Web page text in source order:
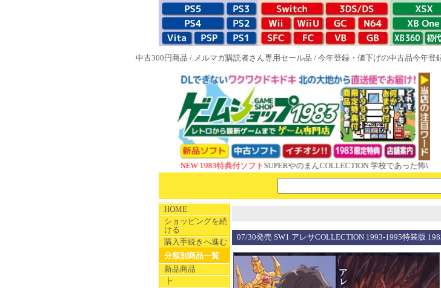
中古300円商品 / メルマガ購読者さん専用セール品 / 今年登録・値下げの中古品今年登
NEW 1983特典付ソフトSUPERやのまんCOLLECTION 学校であった怖い話と晦󠄀つき
HOME
ショッピングを続
ける
購入手続きへ進む
分類別商品一覧
新品商品
┣
07/30発売 SW1 アレサCOLLECTION 1993-1995特装版